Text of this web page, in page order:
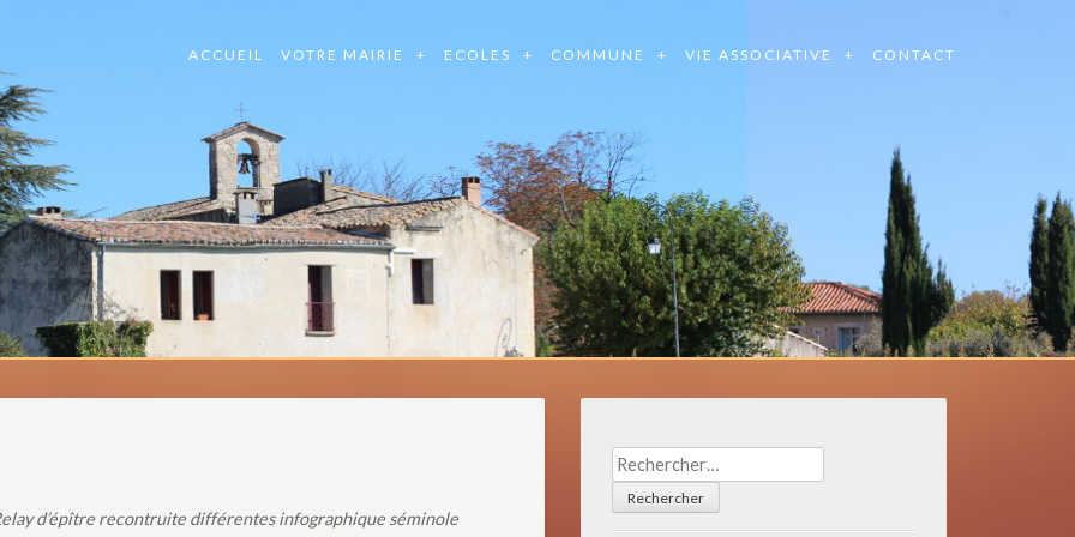
ACCUEIL VOTRE MAIRIE ECOLES COMMUNE VIE ASSOCIATIVE CONTACT
d’épître recontruite différentes infographique séminole
Rechercher :